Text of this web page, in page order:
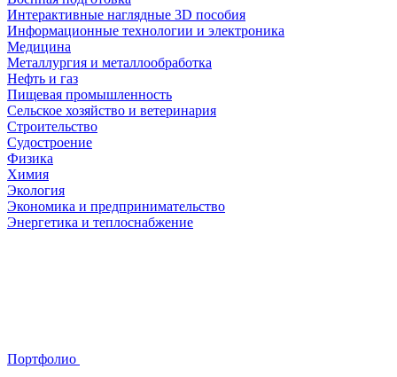
Интерактивные наглядные 3D пособия
Информационные технологии и электроника
Медицина
Металлургия и металлообработка
Нефть и газ
Пищевая промышленность
Сельское хозяйство и ветеринария
Строительство
Судостроение
Физика
Химия
Экология
Экономика и предпринимательство
Энергетика и теплоснабжение
Портфолио